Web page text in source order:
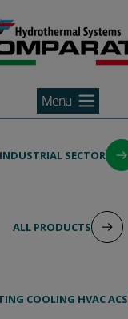
INDUSTRIAL SECTOR
ALL PRODUCTS
COOLING HVAC ACS